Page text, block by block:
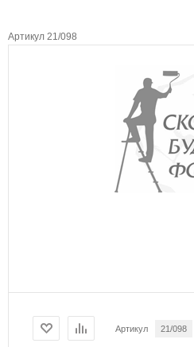
Артикул 21/098
Артикул 21/098